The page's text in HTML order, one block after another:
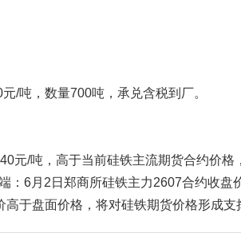
/吨，数量700吨，承兑含税到厂。
元/吨，高于当前硅铁主流期货合约价格
：6月2日郑商所硅铁主力2607合约收盘
于盘面价格，将对硅铁期货价格形成支